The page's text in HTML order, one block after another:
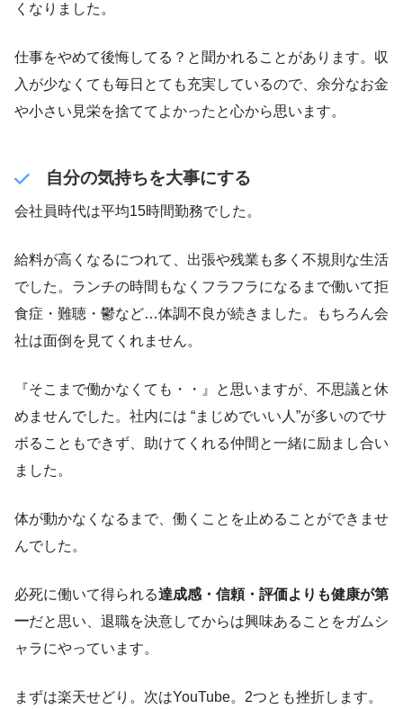
くなりました。
仕事をやめて後悔してる？と聞かれることがあります。収
入が少なくても毎日とても充実しているので、余分なお金
や小さい見栄を捨ててよかったと心から思います。
自分の気持ちを大事にする
会社員時代は平均15時間勤務でした。
給料が高くなるにつれて、出張や残業も多く不規則な生活
でした。ランチの時間もなくフラフラになるまで働いて拒
食症・難聴・鬱など…体調不良が続きました。もちろん会
社は面倒を見てくれません。
『そこまで働かなくても・・』と思いますが、不思議と休
めませんでした。社内には “まじめでいい人”が多いのでサ
ボることもできず、助けてくれる仲間と一緒に励まし合い
ました。
体が動かなくなるまで、働くことを止めることができませ
んでした。
必死に働いて得られる達成感・信頼・評価よりも健康が第
一だと思い、退職を決意してからは興味あることをガムシ
ャラにやっています。
まずは楽天せどり。次はYouTube。2つとも挫折します。